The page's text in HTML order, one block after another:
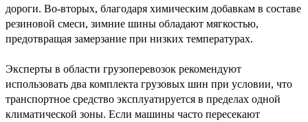
дороги. Во-вторых, благодаря химическим добавкам в составе
резиновой смеси, зимние шины обладают мягкостью,
предотвращая замерзание при низких температурах.
Эксперты в области грузоперевозок рекомендуют
использовать два комплекта грузовых шин при условии, что
транспортное средство эксплуатируется в пределах одной
климатической зоны. Если машины часто пересекают